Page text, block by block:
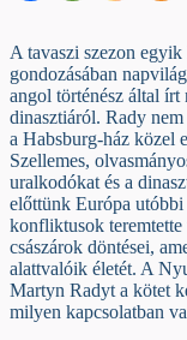
A tavaszi szezon
gondozásában
angol történész által írt
dinasztiáról. Rady
a Habsburg-ház közel
Szellemes,
uralkodókat és a
előttünk Európa utóbbi
konfliktusok
császárok döntései,
alattvalóik életét. A
Martyn Radyt a kötet
milyen kapcsolatban